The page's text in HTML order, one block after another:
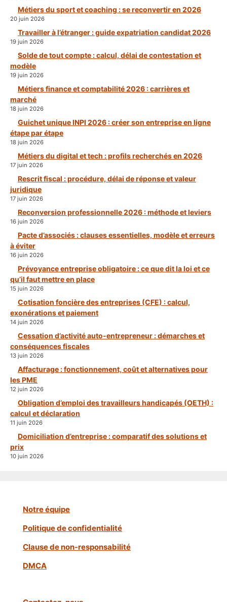
Métiers du sport et coaching : se reconvertir en 2026
20 juin 2026
Travailler à l’étranger : guide expatriation candidat 2026
19 juin 2026
Solde de tout compte : calcul, délai de contestation et
modèle
19 juin 2026
Métiers finance et comptabilité 2026 : carrières et
marché
18 juin 2026
Guichet unique INPI 2026 : créer son entreprise en ligne
étape par étape
18 juin 2026
Métiers du digital et tech : profils recherchés en 2026
17 juin 2026
Rescrit fiscal : procédure, délai de réponse et valeur
juridique
17 juin 2026
Reconversion professionnelle 2026 : méthode et leviers
16 juin 2026
Pacte d’associés : clauses essentielles, modèle et erreurs
à éviter
16 juin 2026
Prévoyance entreprise obligatoire : ce que dit la loi et ce
qu’il faut mettre en place
15 juin 2026
Cotisation foncière des entreprises (CFE) : calcul,
exonérations et paiement
14 juin 2026
Cessation d’activité auto-entrepreneur : démarches et
conséquences fiscales
13 juin 2026
Affacturage : fonctionnement, coût et alternatives pour
les PME
12 juin 2026
Obligation d’emploi des travailleurs handicapés (OETH) :
calcul et déclaration
11 juin 2026
Domiciliation d’entreprise : comparatif des solutions et
prix
10 juin 2026
Notre équipe
Politique de confidentialité
Clause de non-responsabilité
DMCA